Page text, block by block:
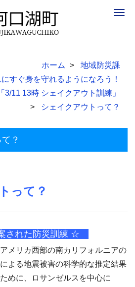
ホーム
地域防災課
すぐ身を守れるようになろう！
「3/11 13時 シェイクアウト訓練」
シェイクアウトって？
？
って？
された防災訓練 ☆
メリカ西部の南カリフォルニアの
よる地震被害の科学的な推定結果
めに、ロサンゼルスを中心に